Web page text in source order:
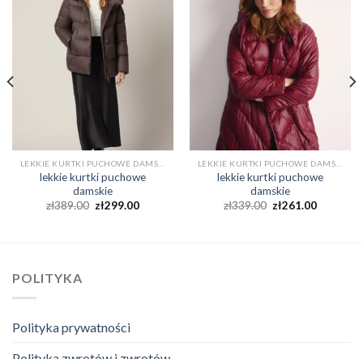
lekkie kurtki puchowe
damskie
zł389.00 zł299.00
lekkie kurtki puchowe
damskie
zł339.00 zł261.00
POLITYKA
Polityka prywatności